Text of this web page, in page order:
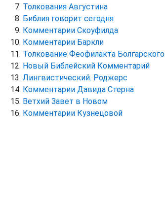
Толкования Августина
Библия говорит сегодня
Комментарии Скоуфилда
Комментарии Баркли
Толкование Феофилакта Болгарского
Новый Библейский Комментарий
Лингвистический. Роджерс
Комментарии Давида Стерна
Ветхий Завет в Новом
Комментарии Кузнецовой